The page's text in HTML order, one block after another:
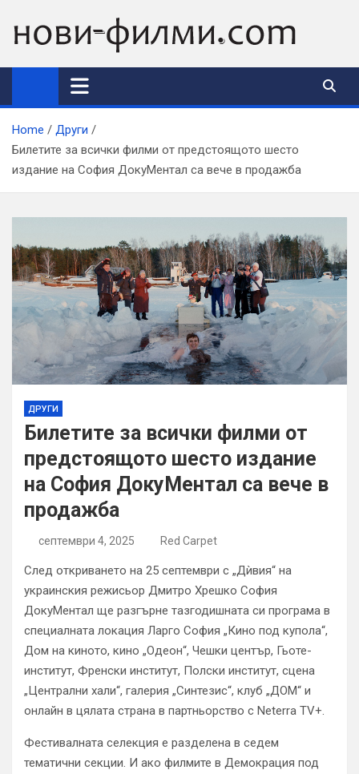
content
Home
Други
Билетите за всички филми от предстоящото шесто
издание на София ДокуМентал са вече в продажба
ДРУГИ
Билетите за всички филми от
предстоящото шесто издание
на София ДокуМентал са вече в
продажба
септември 4, 2025 Red Carpet
След откриването на 25 септември с „Дѝвия“ на
украинския режисьор Дмитро Хрешко София
ДокуМентал ще разгърне тазгодишната си програма в
специалната локация Ларго София „Кино под купола“,
Дом на киното, кино „Одеон“, Чешки център, Гьоте-
институт, Френски институт, Полски институт, сцена
„Централни хали“, галерия „Синтезис“, клуб „ДОМ“ и
онлайн в цялата страна в партньорство с Neterra TV+.
Фестивалната селекция е разделена в седем
тематични секции. И ако филмите в Демокрация под